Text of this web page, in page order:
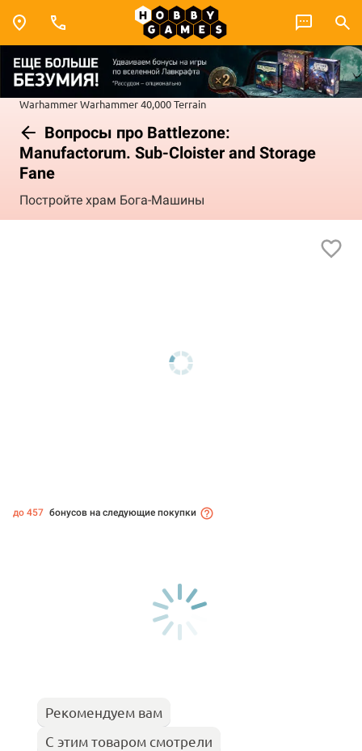
WarhammerWarhammer 40,000Terrain
Вопросы про Battlezone:
Manufactorum. Sub-Cloister and Storage
Fane
Постройте храм Бога-Машины
до 457 бонусов на следующие покупки
Рекомендуем вам
С этим товаром смотрели